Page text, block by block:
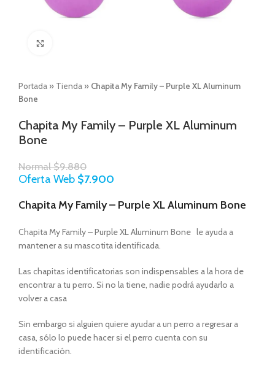
Portada » Tienda » Chapita My Family – Purple XL Aluminum
Bone
Chapita My Family – Purple XL Aluminum
Bone
Normal$9.880
Oferta Web $7.900
Chapita My Family – Purple XL Aluminum Bone
Chapita My Family – Purple XL Aluminum Bone le ayuda a
mantener a su mascotita identificada.
Las chapitas identificatorias son indispensables a la hora de
encontrar a tu perro. Si no la tiene, nadie podrá ayudarlo a
volver a casa
Sin embargo si alguien quiere ayudar a un perro a regresar a
casa, sólo lo puede hacer si el perro cuenta con su
identificación.